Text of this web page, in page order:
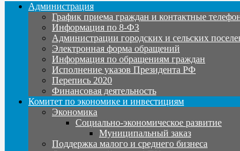
Администрация
График приема граждан и контактные
Информация по 8-ФЗ
Администрации городских и сельских
Электронная форма обращений
Информация по обращениям граждан
Исполнение указов Президента РФ
Перепись 2020
Финансовая деятельность
Комитет по экономике и инвестициям
Экономика
Социально-экономическое развитие
Муниципальный заказ
Поддержка малого и среднего бизнеса